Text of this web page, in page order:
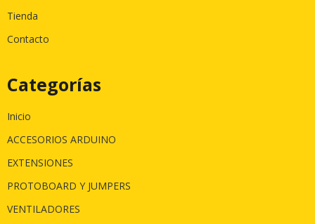
Tienda
Contacto
Categorías
Inicio
ACCESORIOS ARDUINO
EXTENSIONES
PROTOBOARD Y JUMPERS
VENTILADORES